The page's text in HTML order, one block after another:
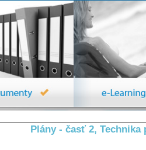
Plány - časť 2,